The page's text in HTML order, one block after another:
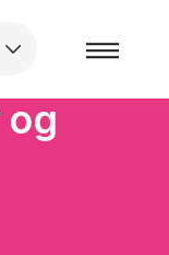
og